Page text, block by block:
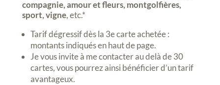
compagnie, amour et fleurs, montgolfières,
sport, vigne, etc.*
Tarif dégressif dès la 3e carte achetée :
montants indiqués en haut de page.
Je vous invite à me contacter au delà de 30
cartes, vous pourrez ainsi bénéficier d’un tarif
avantageux.